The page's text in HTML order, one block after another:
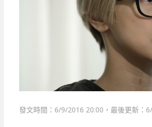
發文時間：6/9/2016 20:00，最後更新：